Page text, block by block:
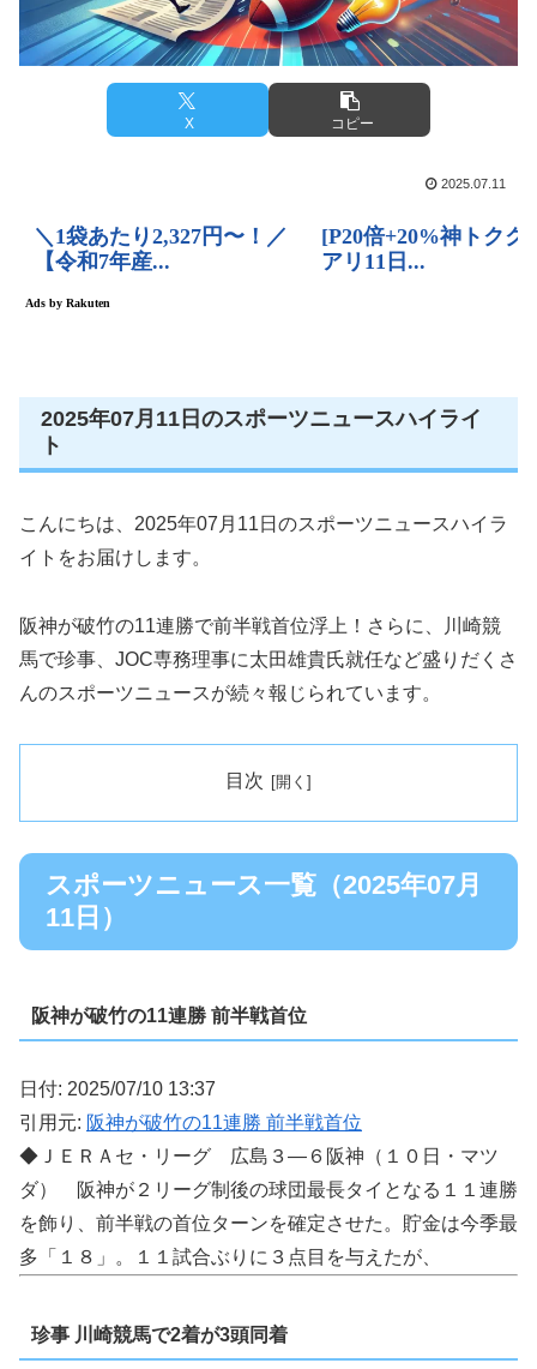
X コピー
2025.07.11
2025年07月11日のスポーツニュースハイライ
ト
こんにちは、2025年07月11日のスポーツニュースハイラ
イトをお届けします。
阪神が破竹の11連勝で前半戦首位浮上！さらに、川崎競
馬で珍事、JOC専務理事に太田雄貴氏就任など盛りだくさ
んのスポーツニュースが続々報じられています。
目次
スポーツニュース一覧（2025年07月
11日）
阪神が破竹の11連勝 前半戦首位
日付: 2025/07/10 13:37
引用元: 阪神が破竹の11連勝 前半戦首位
◆ＪＥＲＡセ・リーグ 広島３―６阪神（１０日・マツ
ダ） 阪神が２リーグ制後の球団最長タイとなる１１連勝
を飾り、前半戦の首位ターンを確定させた。貯金は今季最
多「１８」。１１試合ぶりに３点目を与えたが、
珍事 川崎競馬で2着が3頭同着